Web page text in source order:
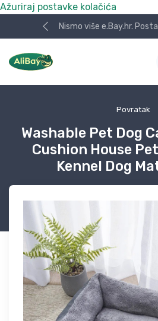
Ažuriraj postavke kolačića
Koristite naša skladišta u
Povratak
Washable Pet Dog
Cushion House
Kennel Dog